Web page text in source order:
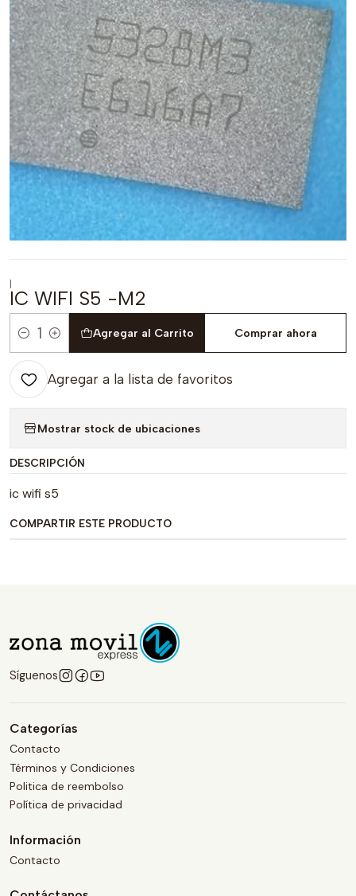
|
IC WIFI S5 -M2
Cantidad
Agregar al Carrito Comprar ahora
Agregar a la lista de favoritos
Mostrar stock de ubicaciones
DESCRIPCIÓN
ic wifi s5
COMPARTIR ESTE PRODUCTO
Síguenos
Categorías
Contacto
Términos y Condiciones
Politica de reembolso
Política de privacidad
Información
Contacto